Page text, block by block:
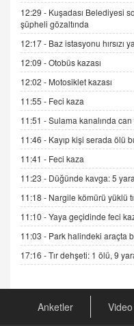
ADEM AKÖL
Esed
Sednaya
11.12.2024 12:30
DR. EKREM
Gerçek Ne,
Cümlesinin
19.07.2025 12:45
GÖNÜL
Şifacının
04.11.2025 12:56
AV.
Kira
Arabulucuya
CAN
Değişen
12:29 - Kuşadası Belediyesi
şüpheli gözaltında
12:17 - Baz istasyonu hırsızı
12:09 -Otobüs kazası
12:02 - Motosiklet kazası
11:55 - Feci kaza
11:51 -Sulama kanalında can
11:46 - Kayıp kişi serada ölü
11:41 - Feci kaza
11:23 - Düğünde kavga: 5
11:18 - Nargile kömürü yüklü
11:10 -Yaya geçidinde feci
11:03 - Park halindeki araçta
17:16 -Tır dehşeti: 1 ölü, 9
Anketler